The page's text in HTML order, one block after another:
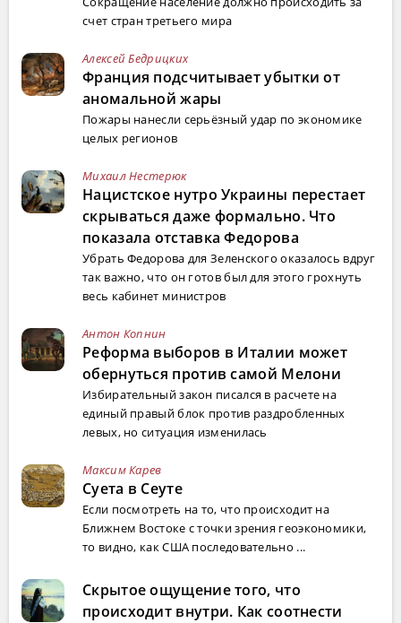
счет стран третьего мира
Алексей Бедрицких
Франция подсчитывает убытки от
аномальной жары
Пожары нанесли серьёзный удар по экономике
целых регионов
Михаил Нестерюк
Нацистское нутро Украины перестает
скрываться даже формально. Что
показала отставка Федорова
Убрать Федорова для Зеленского оказалось вдруг
так важно, что он готов был для этого грохнуть
весь кабинет министров
Антон Копнин
Реформа выборов в Италии может
обернуться против самой Мелони
Избирательный закон писался в расчете на
единый правый блок против раздробленных
левых, но ситуация изменилась
Максим Карев
Суета в Сеуте
Если посмотреть на то, что происходит на
Ближнем Востоке с точки зрения геоэкономики,
то видно, как США последовательно ...
Скрытое ощущение того, что
происходит внутри. Как соотнести